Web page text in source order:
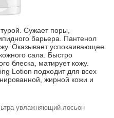
Сужает поры,
барьера. Пантенол
Оказывает успокаивающеe
сала. Быстро
блеска, матирует кожу.
Lotion подходит для всех
жирной кожи и
увлажняющий лосьон